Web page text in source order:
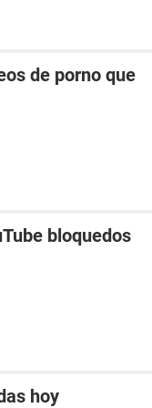
de porno que
bloquedos
hoy